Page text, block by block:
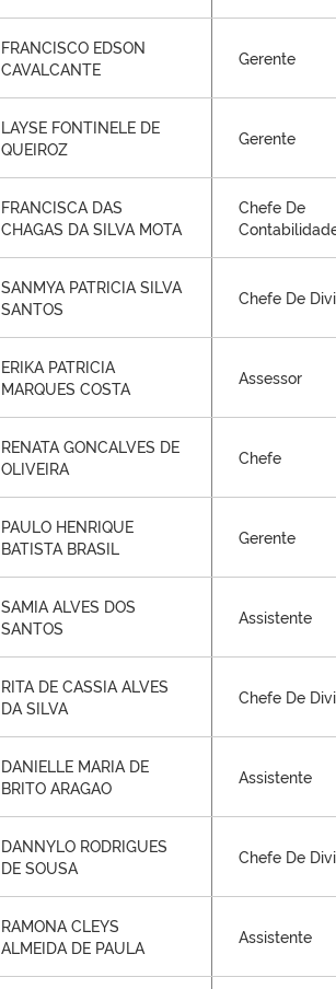
FRANCISCO EDSON
CAVALCANTE
Gerente
LAYSE FONTINELE DE
QUEIROZ
Gerente
FRANCISCA DAS
CHAGAS DA SILVA MOTA
Chefe De
SANMYA PATRICIA SILVA
SANTOS
Chefe De
ERIKA PATRICIA
MARQUES COSTA
Assessor
RENATA GONCALVES DE
OLIVEIRA
Chefe
PAULO HENRIQUE
BATISTA BRASIL
Gerente
SAMIA ALVES DOS
SANTOS
Assistente
RITA DE CASSIA ALVES
DA SILVA
Chefe De
DANIELLE MARIA DE
BRITO ARAGAO
Assistente
DANNYLO RODRIGUES
DE SOUSA
Chefe De
RAMONA CLEYS
ALMEIDA DE PAULA
Assistente